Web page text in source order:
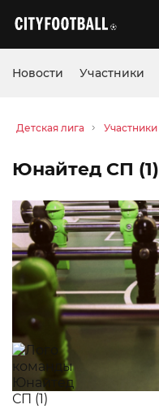
Новости Участники
Детская лига Участники
Юнайтед СП (1)